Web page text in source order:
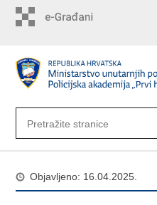
Objavljeno: 16.04.2025.